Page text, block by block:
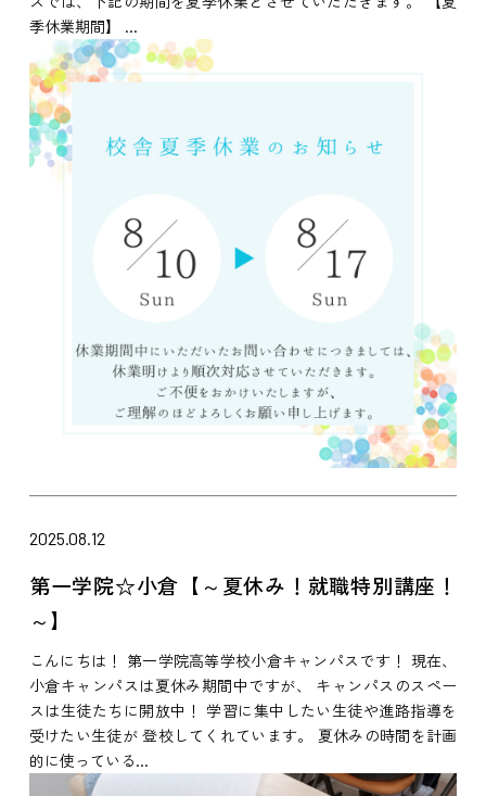
季休業期間】 ...
2025.08.12
第一学院☆小倉【～夏休み！就職特別講座！
～】
こんにちは！ 第一学院高等学校小倉キャンパスです！ 現在、
小倉キャンパスは夏休み期間中ですが、 キャンパスのスペー
スは生徒たちに開放中！ 学習に集中したい生徒や進路指導を
受けたい生徒が 登校してくれています。 夏休みの時間を計画
的に使っている...